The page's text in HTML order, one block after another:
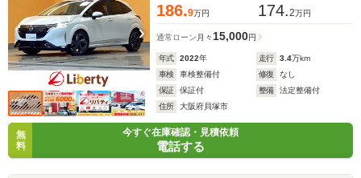
186.9万円 174.2万円
通常ローン 月々 15,000円
年式 2022年 走行 3.4万km
車検
車検整備付 修復
なし
保証
保証付 整備
法定整備付
住所
大阪府貝塚市
無
料
今すぐ在庫確認・見積依頼
電話する